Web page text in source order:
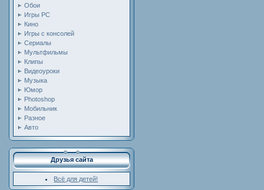
Обои
Игры PC
Кино
Игры с консолей
Сериалы
Мультфильмы
Клипы
Видеоуроки
Музыка
Юмор
Photoshop
Мобильник
Разное
Авто
Друзья сайта
Всё для детей!